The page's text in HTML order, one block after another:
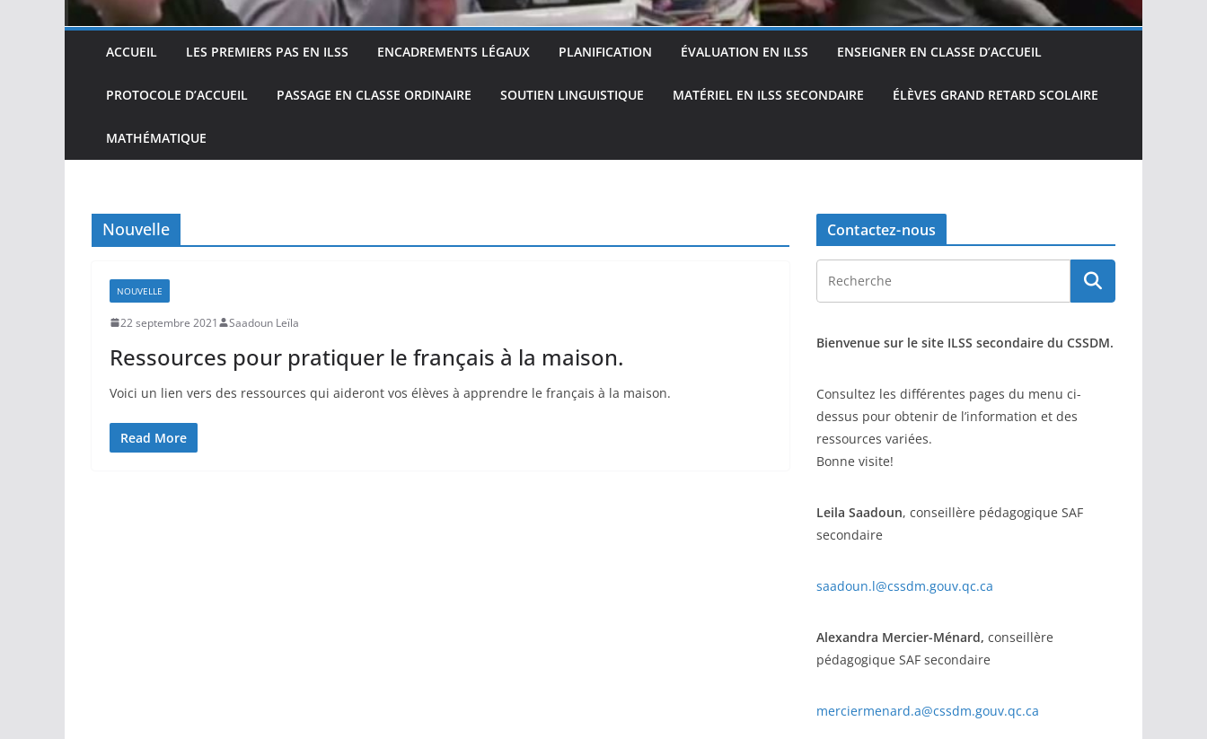
ACCUEIL LES PREMIERS PAS EN ILSS ENCADREMENTS LÉGAUX PLANIFICATION ÉVALUATION EN ILSS ENSEIGNER EN CLASSE D’ACCUEIL
PROTOCOLE D’ACCUEIL PASSAGE EN CLASSE ORDINAIRE SOUTIEN LINGUISTIQUE MATÉRIEL EN ILSS SECONDAIRE ÉLÈVES GRAND RETARD SCOLAIRE
MATHÉMATIQUE
Nouvelle
NOUVELLE
22 septembre 2021 Saadoun Leïla
Ressources pour pratiquer le français à la maison.
Voici un lien vers des ressources qui aideront vos élèves à apprendre le français à la maison.
Read More
Contactez-nous
Bienvenue sur le site ILSS secondaire du CSSDM.
Consultez les différentes pages du menu ci-
dessus pour obtenir de l’information et des
ressources variées.
Bonne visite!
Leila Saadoun, conseillère pédagogique SAF
secondaire
saadoun.l@cssdm.gouv.qc.ca
Alexandra Mercier-Ménard, conseillère
pédagogique SAF secondaire
merciermenard.a@cssdm.gouv.qc.ca